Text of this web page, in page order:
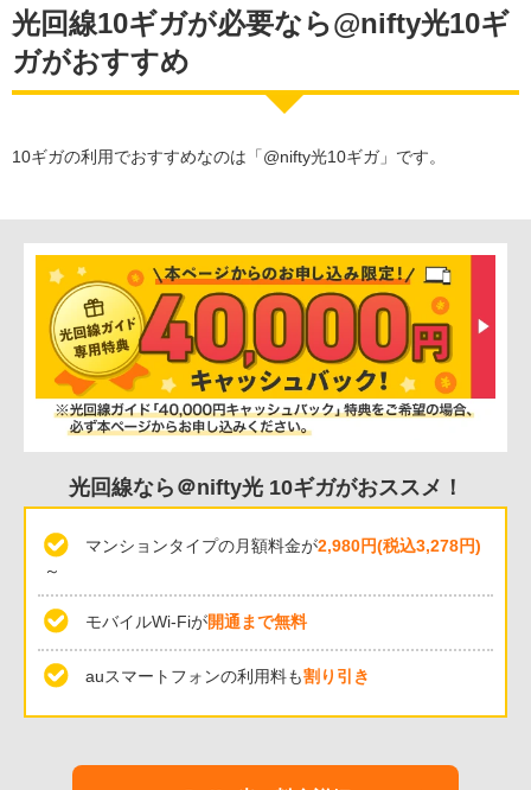
光回線10ギガが必要なら@nifty光10ギ
ガがおすすめ
10ギガの利用でおすすめなのは「@nifty光10ギガ」です。
光回線なら＠nifty光 10ギガがおススメ！
マンションタイプの月額料金が2,980円(税込3,278円)
～
モバイルWi-Fiが開通まで無料
auスマートフォンの利用料も割り引き